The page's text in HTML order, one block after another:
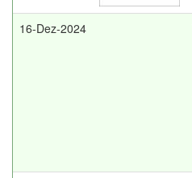
16-Dez-2024